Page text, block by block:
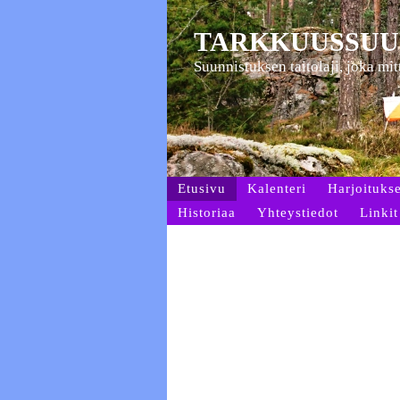
Suunnistuksen taitolaji, joka
Etusivu Kalenteri
Historiaa
Yhteystiedot Linkit